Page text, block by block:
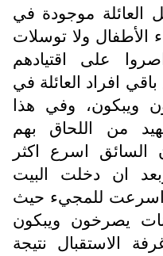
العائلة موجودة في
الأطفال ولا توسلات
على اقتيادهم
افراد العائلة في
ويبكون، وفي هذا
من اللحاق بهم
السائق اسرع اكثر
ان دخلت البيت
اسرعت للمجيء حيث
يصرخون ويبكون
الاستقبال نتيجة